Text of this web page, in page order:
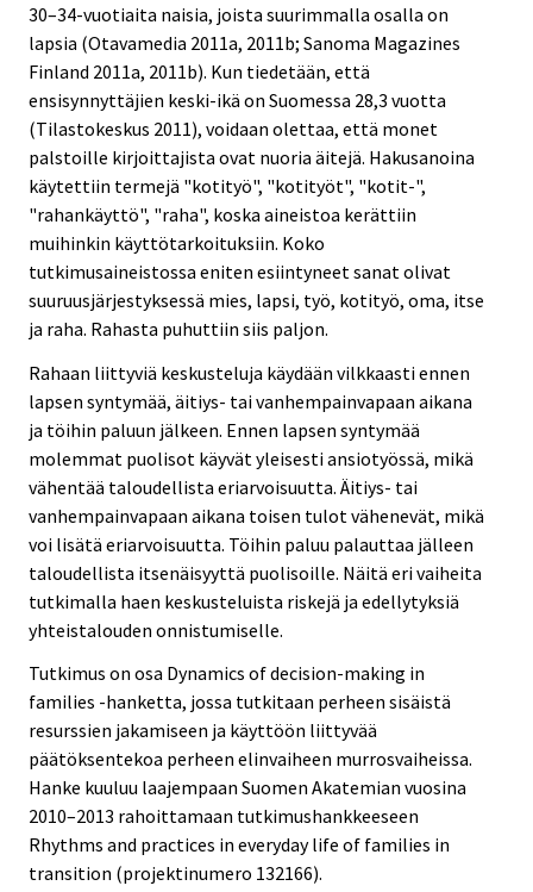
30–34-vuotiaita naisia, joista suurimmalla osalla on
lapsia (Otavamedia 2011a, 2011b; Sanoma Magazines
Finland 2011a, 2011b). Kun tiedetään, että
ensisynnyttäjien keski-ikä on Suomessa 28,3 vuotta
(Tilastokeskus 2011), voidaan olettaa, että monet
palstoille kirjoittajista ovat nuoria äitejä. Hakusanoina
käytettiin termejä "kotityö", "kotityöt", "kotit-",
"rahankäyttö", "raha", koska aineistoa kerättiin
muihinkin käyttötarkoituksiin. Koko
tutkimusaineistossa eniten esiintyneet sanat olivat
suuruusjärjestyksessä mies, lapsi, työ, kotityö, oma, itse
ja raha. Rahasta puhuttiin siis paljon.
Rahaan liittyviä keskusteluja käydään vilkkaasti ennen
lapsen syntymää, äitiys- tai vanhempainvapaan aikana
ja töihin paluun jälkeen. Ennen lapsen syntymää
molemmat puolisot käyvät yleisesti ansiotyössä, mikä
vähentää taloudellista eriarvoisuutta. Äitiys- tai
vanhempainvapaan aikana toisen tulot vähenevät, mikä
voi lisätä eriarvoisuutta. Töihin paluu palauttaa jälleen
taloudellista itsenäisyyttä puolisoille. Näitä eri vaiheita
tutkimalla haen keskusteluista riskejä ja edellytyksiä
yhteistalouden onnistumiselle.
Tutkimus on osa Dynamics of decision-making in
families -hanketta, jossa tutkitaan perheen sisäistä
resurssien jakamiseen ja käyttöön liittyvää
päätöksentekoa perheen elinvaiheen murrosvaiheissa.
Hanke kuuluu laajempaan Suomen Akatemian vuosina
2010–2013 rahoittamaan tutkimushankkeeseen
Rhythms and practices in everyday life of families in
transition (projektinumero 132166).